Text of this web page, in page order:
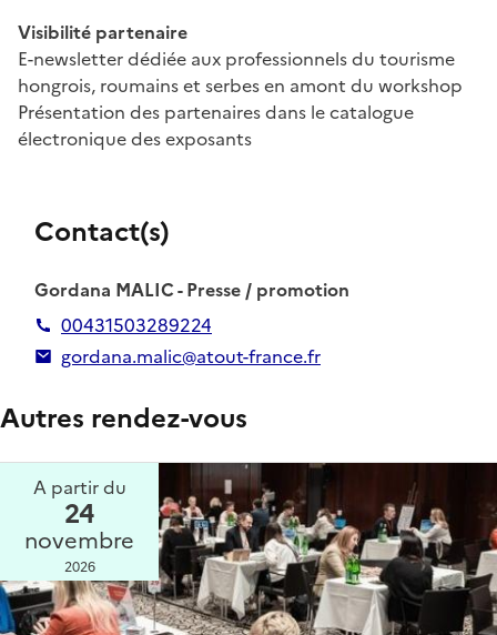
Visibilité partenaire
E-newsletter dédiée aux professionnels du tourisme
hongrois, roumains et serbes en amont du workshop
Présentation des partenaires dans le catalogue
électronique des exposants
Contact(s)
Gordana MALIC - Presse / promotion
00431503289224
gordana.malic@atout-france.fr
Autres rendez-vous
A partir du
24
novembre
2026